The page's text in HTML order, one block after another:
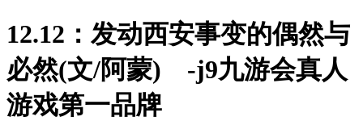
12.12：发动西安事变的偶然与
必然(文/阿蒙) -j9九游会真人
游戏第一品牌